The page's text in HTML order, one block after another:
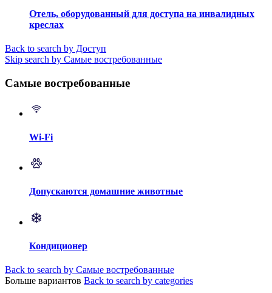
Отель, оборудованный для доступа на инвалидных
креслах
Back to search by Доступ
Skip search by Самые востребованные
Самые востребованные
Wi-Fi
Допускаются домашние животные
Кондиционер
Back to search by Самые востребованные
Больше вариантов Back to search by categories